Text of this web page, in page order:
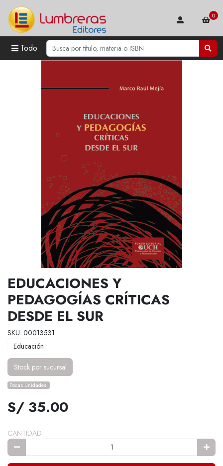
Todo
0
EDUCACIONES Y
PEDAGOGÍAS CRÍTICAS
DESDE EL SUR
SKU: 00013531
Educación
Stock por sucursal
Pocas Unidades.
S/ 35.00
CANTIDAD